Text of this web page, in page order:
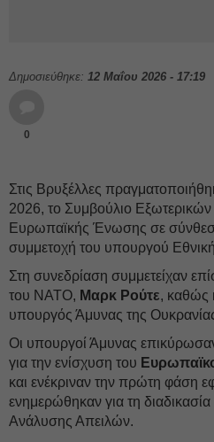
Δημοσιεύθηκε: 12 Μαΐου 2026 - 17:19
0
Στις Βρυξέλλες
2026, το Συμβούλιο
Ευρωπαϊκής Ένωσης σε
συμμετοχή του υπουργού
Στη συνεδρίαση συμμετείχαν
του ΝΑΤΟ, Μαρκ Ρούτε, καθώς
υπουργός Άμυνας της
Οι υπουργοί Άμυνας
για την ενίσχυση του
και ενέκριναν την πρώτη φάση
ενημερώθηκαν για τη
Ανάλυσης Απειλών.